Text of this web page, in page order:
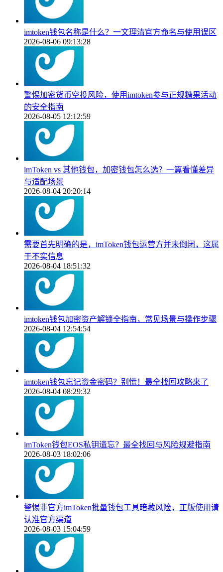
imtoken钱包名称是什么？一文理清官方命名与使用误区
2026-08-06 09:13:28
警惕加密货币空投风险，使用imtoken参与正规糖果活动
的安全指南
2026-08-05 12:12:59
imToken vs 其他钱包，加密钱包怎么选？一篇看懂差异
与适配场景
2026-08-04 20:20:14
需要首先明确的是，imToken钱包运营方并未倒闭，这属
于不实信息
2026-08-04 18:51:32
imtoken钱包加密资产解锁全指南，常见场景与操作步骤
2026-08-04 12:54:54
imtoken钱包忘记资金密码？别慌！最全找回攻略来了
2026-08-04 08:29:32
imToken钱包EOS私钥遗忘？最全找回与风险规避指南
2026-08-03 18:02:06
警惕非官方imToken批量钱包工具暗藏风险，正版使用请
认准官方渠道
2026-08-03 15:04:59